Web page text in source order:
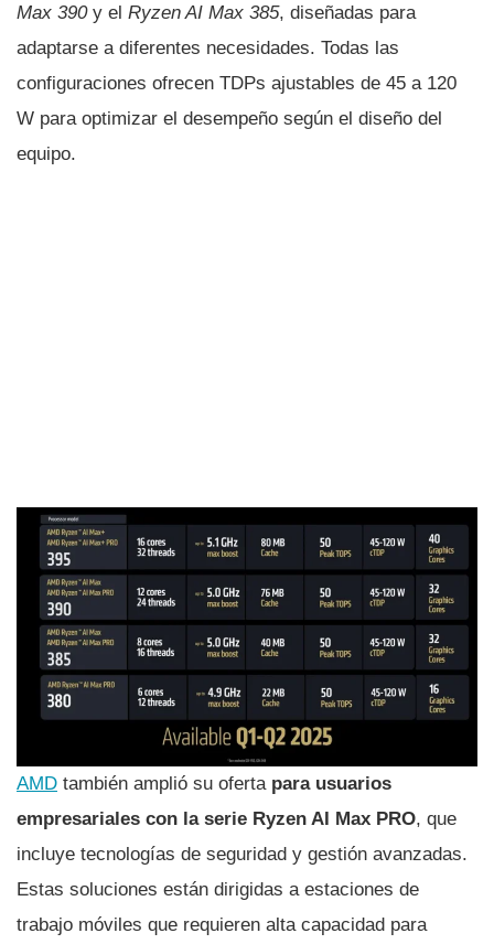
Max 390y el Ryzen AI Max 385, diseñadas para
adaptarse a diferentes necesidades. Todas las
configuraciones ofrecen TDPs ajustables de 45 a 120
W para optimizar el desempeño según el diseño del
equipo.
AMD también amplió su oferta para usuarios
empresariales con la serie Ryzen AI Max PRO, que
incluye tecnologías de seguridad y gestión avanzadas.
Estas soluciones están dirigidas a estaciones de
trabajo móviles que requieren alta capacidad para